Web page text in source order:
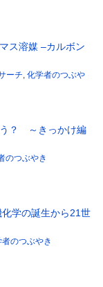
ス溶媒 –カルボン
ーチ, 化学者のつぶや
？ ～きっかけ編
のつぶやき
学の誕生から21世
者のつぶやき